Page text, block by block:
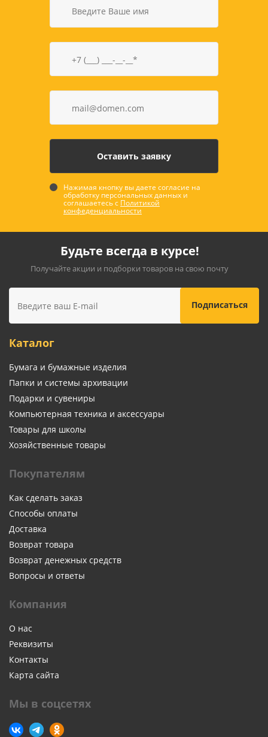
Нажимая кнопку вы даете согласие на
обработку персональных данных и
соглашаетесь с Политикой
конфеденциальности
Будьте всегда в курсе!
Получайте акции и подборки товаров на свою почту
Каталог
Бумага и бумажные изделия
Папки и системы архивации
Подарки и сувениры
Компьютерная техника и аксессуары
Товары для школы
Хозяйственные товары
Покупателям
Как сделать заказ
Способы оплаты
Доставка
Возврат товара
Возврат денежных средств
Вопросы и ответы
Компания
О нас
Реквизиты
Контакты
Карта сайта
Мы в соцсетях